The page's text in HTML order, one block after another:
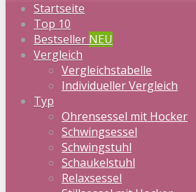
Startseite
Top 10
Bestseller NEU
Vergleich
Vergleichstabelle
Individueller Vergleich
Typ
Ohrensessel mit Hocker
Schwingsessel
Schwingstuhl
Schaukelstuhl
Relaxsessel